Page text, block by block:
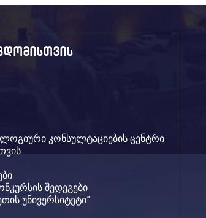
კონსულტაციების ცენტრი
შედეგები
უნივერსიტეტი”